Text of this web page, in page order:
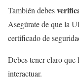
También debes
Asegúrate de que la
certificado de
Debes tener claro que
interactuar.